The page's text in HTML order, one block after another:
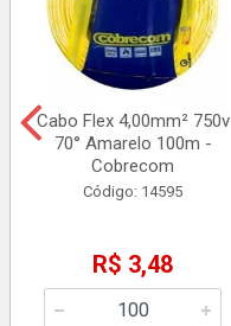
Cabo Flex 4,00mm² 750v
70° Amarelo 100m -
Cobrecom
Código: 14595
R$ 3,48